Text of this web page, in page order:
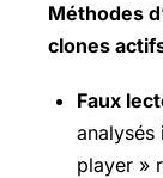
Méthodes
clones
Faux
analysés
player »